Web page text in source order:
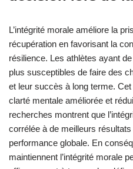
attributs promeut la résilience et
travers les défis pendant la
Comment
t-elle une
décision lors de
L’intégrité morale améliore la
récupération en favorisant la